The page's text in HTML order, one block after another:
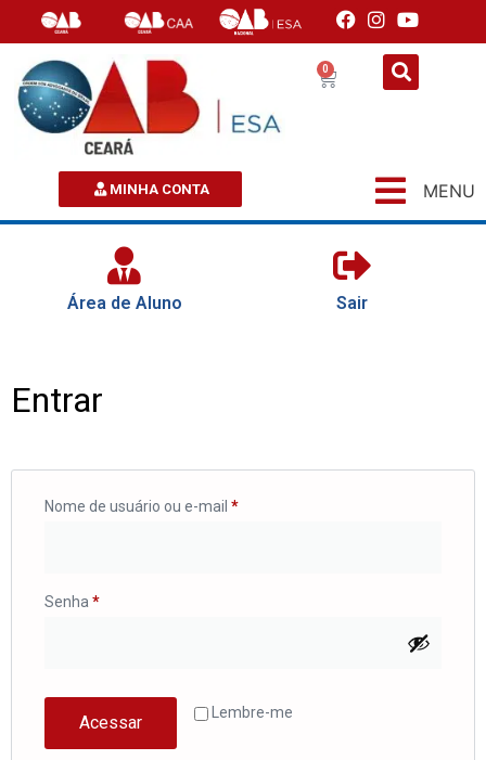
0
MINHA CONTA MENU
Área de Aluno Sair
Entrar
Nome de usuário ou e-mail *
Senha *
Lembre-me
Acessar